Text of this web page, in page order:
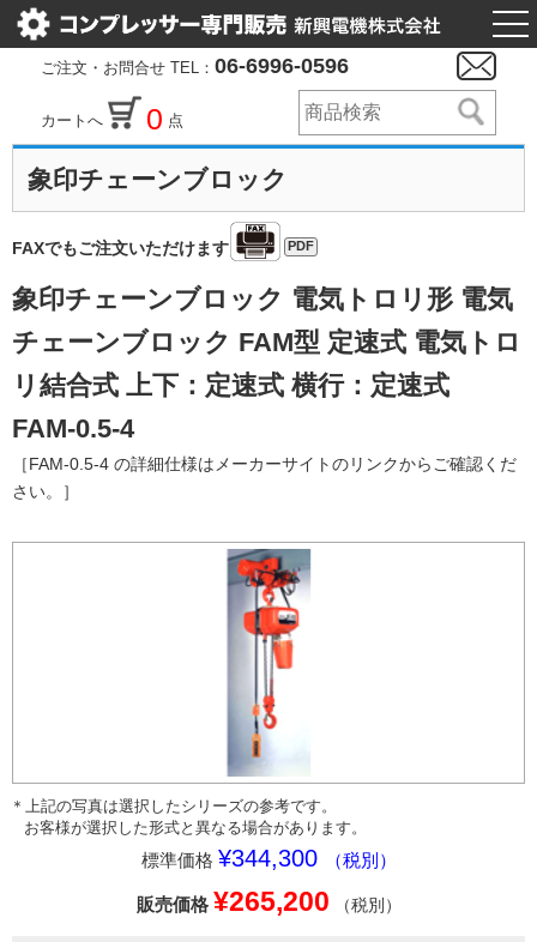
ご注文・お問合せ TEL： 06-6996-0596
カートへ 0 点
象印チェーンブロック
FAXでもご注文いただけます PDF
象印チェーンブロック 電気トロリ形 電気
チェーンブロック FAM型 定速式 電気トロ
リ結合式 上下：定速式 横行：定速式
FAM-0.5-4
［FAM-0.5-4 の詳細仕様はメーカーサイトのリンクからご確認くだ
さい。］
＊上記の写真は選択したシリーズの参考です。
お客様が選択した形式と異なる場合があります。
標準価格 ¥344,300 （税別）
販売価格 ¥265,200 （税別）